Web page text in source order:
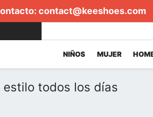
contact@keeshoes.com
NIÑOS MUJER
todos los días